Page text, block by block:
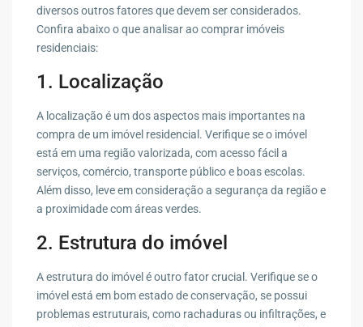
diversos outros fatores que devem ser considerados.
Confira abaixo o que analisar ao comprar imóveis
residenciais:
1. Localização
A localização é um dos aspectos mais importantes na
compra de um imóvel residencial. Verifique se o imóvel
está em uma região valorizada, com acesso fácil a
serviços, comércio, transporte público e boas escolas.
Além disso, leve em consideração a segurança da região e
a proximidade com áreas verdes.
2. Estrutura do imóvel
A estrutura do imóvel é outro fator crucial. Verifique se o
imóvel está em bom estado de conservação, se possui
problemas estruturais, como rachaduras ou infiltrações, e